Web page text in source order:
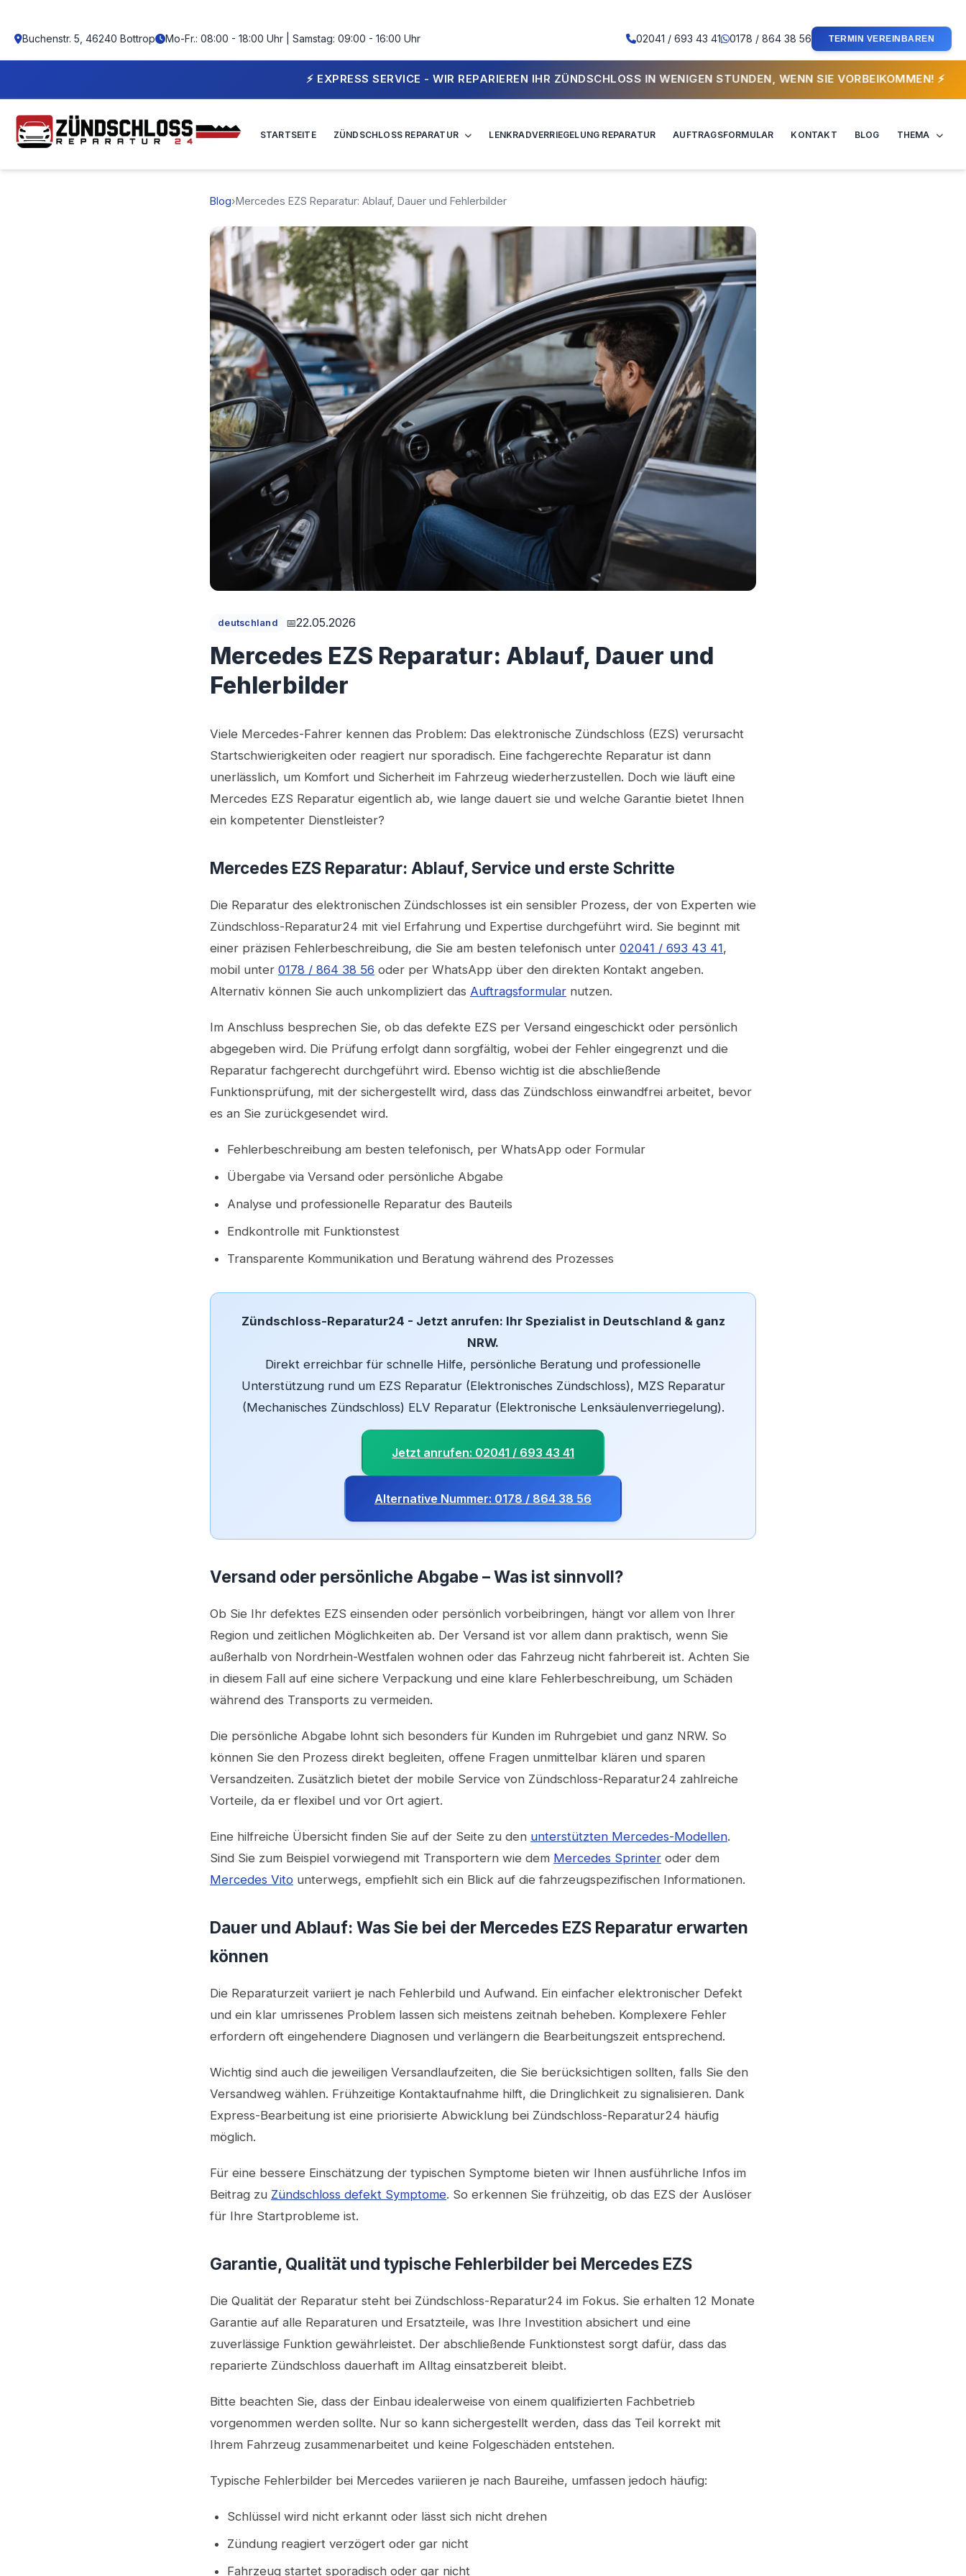
Buchenstr. 5, 46240 Bottrop Mo-Fr.: 08:00 - 18:00 Uhr | Samstag: 09:00 - 16:00 Uhr 02041 / 693 43 41 0178 / 864 38 56 TERMIN VEREINBAREN
⚡ EXPRESS SERVICE - WIR REPARIEREN IHR ZÜNDSCHLOSS IN WENIGEN STUNDEN, WENN SIE VORBEIKOMMEN! ⚡
STARTSEITE ZÜNDSCHLOSS REPARATUR LENKRADVERRIEGELUNG REPARATUR AUFTRAGSFORMULAR KONTAKT BLOG THEMA
Blog›Mercedes EZS Reparatur: Ablauf, Dauer und Fehlerbilder
deutschland 22.05.2026
Mercedes EZS Reparatur: Ablauf, Dauer und
Fehlerbilder
Viele Mercedes-Fahrer kennen das Problem: Das elektronische Zündschloss (EZS) verursacht
Startschwierigkeiten oder reagiert nur sporadisch. Eine fachgerechte Reparatur ist dann
unerlässlich, um Komfort und Sicherheit im Fahrzeug wiederherzustellen. Doch wie läuft eine
Mercedes EZS Reparatur eigentlich ab, wie lange dauert sie und welche Garantie bietet Ihnen
ein kompetenter Dienstleister?
Mercedes EZS Reparatur: Ablauf, Service und erste Schritte
Die Reparatur des elektronischen Zündschlosses ist ein sensibler Prozess, der von Experten wie
Zündschloss-Reparatur24 mit viel Erfahrung und Expertise durchgeführt wird. Sie beginnt mit
einer präzisen Fehlerbeschreibung, die Sie am besten telefonisch unter 02041 / 693 43 41,
mobil unter 0178 / 864 38 56 oder per WhatsApp über den direkten Kontakt angeben.
Alternativ können Sie auch unkompliziert das Auftragsformular nutzen.
Im Anschluss besprechen Sie, ob das defekte EZS per Versand eingeschickt oder persönlich
abgegeben wird. Die Prüfung erfolgt dann sorgfältig, wobei der Fehler eingegrenzt und die
Reparatur fachgerecht durchgeführt wird. Ebenso wichtig ist die abschließende
Funktionsprüfung, mit der sichergestellt wird, dass das Zündschloss einwandfrei arbeitet, bevor
es an Sie zurückgesendet wird.
Fehlerbeschreibung am besten telefonisch, per WhatsApp oder Formular
Übergabe via Versand oder persönliche Abgabe
Analyse und professionelle Reparatur des Bauteils
Endkontrolle mit Funktionstest
Transparente Kommunikation und Beratung während des Prozesses
Zündschloss-Reparatur24 - Jetzt anrufen: Ihr Spezialist in Deutschland & ganz
NRW.
Direkt erreichbar für schnelle Hilfe, persönliche Beratung und professionelle
Unterstützung rund um EZS Reparatur (Elektronisches Zündschloss), MZS Reparatur
(Mechanisches Zündschloss) ELV Reparatur (Elektronische Lenksäulenverriegelung).
Jetzt anrufen: 02041 / 693 43 41
Alternative Nummer: 0178 / 864 38 56
Versand oder persönliche Abgabe – Was ist sinnvoll?
Ob Sie Ihr defektes EZS einsenden oder persönlich vorbeibringen, hängt vor allem von Ihrer
Region und zeitlichen Möglichkeiten ab. Der Versand ist vor allem dann praktisch, wenn Sie
außerhalb von Nordrhein-Westfalen wohnen oder das Fahrzeug nicht fahrbereit ist. Achten Sie
in diesem Fall auf eine sichere Verpackung und eine klare Fehlerbeschreibung, um Schäden
während des Transports zu vermeiden.
Die persönliche Abgabe lohnt sich besonders für Kunden im Ruhrgebiet und ganz NRW. So
können Sie den Prozess direkt begleiten, offene Fragen unmittelbar klären und sparen
Versandzeiten. Zusätzlich bietet der mobile Service von Zündschloss-Reparatur24 zahlreiche
Vorteile, da er flexibel und vor Ort agiert.
Eine hilfreiche Übersicht finden Sie auf der Seite zu den unterstützten Mercedes-Modellen.
Sind Sie zum Beispiel vorwiegend mit Transportern wie dem Mercedes Sprinter oder dem
Mercedes Vito unterwegs, empfiehlt sich ein Blick auf die fahrzeugspezifischen Informationen.
Dauer und Ablauf: Was Sie bei der Mercedes EZS Reparatur erwarten
können
Die Reparaturzeit variiert je nach Fehlerbild und Aufwand. Ein einfacher elektronischer Defekt
und ein klar umrissenes Problem lassen sich meistens zeitnah beheben. Komplexere Fehler
erfordern oft eingehendere Diagnosen und verlängern die Bearbeitungszeit entsprechend.
Wichtig sind auch die jeweiligen Versandlaufzeiten, die Sie berücksichtigen sollten, falls Sie den
Versandweg wählen. Frühzeitige Kontaktaufnahme hilft, die Dringlichkeit zu signalisieren. Dank
Express-Bearbeitung ist eine priorisierte Abwicklung bei Zündschloss-Reparatur24 häufig
möglich.
Für eine bessere Einschätzung der typischen Symptome bieten wir Ihnen ausführliche Infos im
Beitrag zu Zündschloss defekt Symptome. So erkennen Sie frühzeitig, ob das EZS der Auslöser
für Ihre Startprobleme ist.
Garantie, Qualität und typische Fehlerbilder bei Mercedes EZS
Die Qualität der Reparatur steht bei Zündschloss-Reparatur24 im Fokus. Sie erhalten 12 Monate
Garantie auf alle Reparaturen und Ersatzteile, was Ihre Investition absichert und eine
zuverlässige Funktion gewährleistet. Der abschließende Funktionstest sorgt dafür, dass das
reparierte Zündschloss dauerhaft im Alltag einsatzbereit bleibt.
Bitte beachten Sie, dass der Einbau idealerweise von einem qualifizierten Fachbetrieb
vorgenommen werden sollte. Nur so kann sichergestellt werden, dass das Teil korrekt mit
Ihrem Fahrzeug zusammenarbeitet und keine Folgeschäden entstehen.
Typische Fehlerbilder bei Mercedes variieren je nach Baureihe, umfassen jedoch häufig:
Schlüssel wird nicht erkannt oder lässt sich nicht drehen
Zündung reagiert verzögert oder gar nicht
Fahrzeug startet sporadisch oder gar nicht